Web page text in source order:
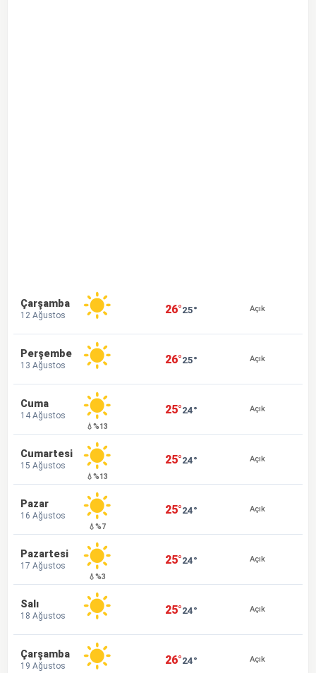
Çarşamba
12 Ağustos 26°25° Açık
Perşembe
13 Ağustos 26°25° Açık
Cuma
14 Ağustos
💧%13
25°24° Açık
Cumartesi
15 Ağustos
💧%13
25°24° Açık
Pazar
16 Ağustos
💧%7
25°24° Açık
Pazartesi
17 Ağustos
💧%3
25°24° Açık
Salı
18 Ağustos 25°24° Açık
Çarşamba
19 Ağustos 26°24° Açık